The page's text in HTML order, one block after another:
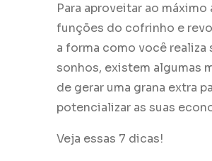
Para aproveitar ao máximo
funções do cofrinho e
a forma como você realiza
sonhos, existem algumas
de gerar uma grana extra
potencializar as suas
Veja essas 7 dicas!